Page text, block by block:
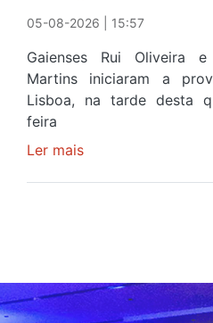
05-08-2026 | 15:57
Gaienses Rui Oliveira
Martins iniciaram a
Lisboa, na tarde desta
feira
Ler maissobre